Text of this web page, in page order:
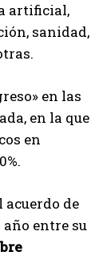
artificial,
sanidad,
en las
en la que
en
de
entre su